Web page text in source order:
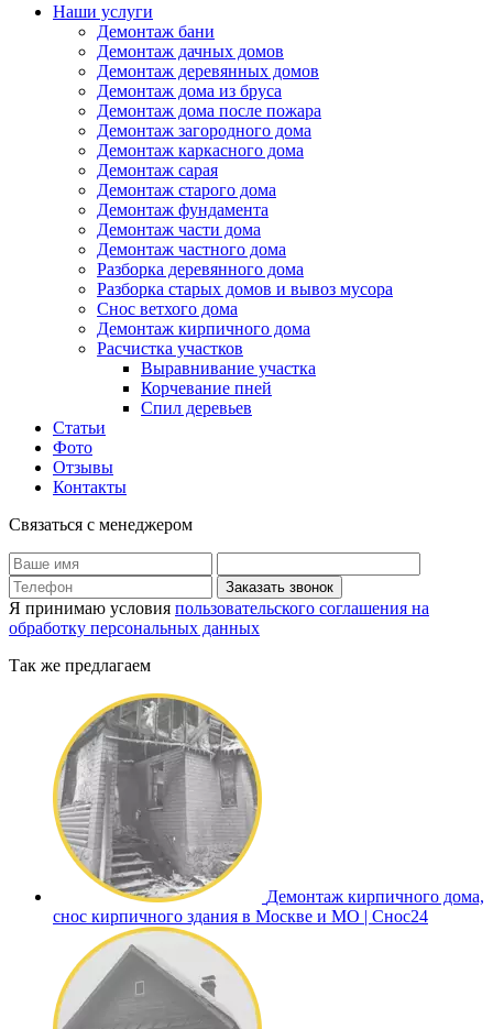
Наши услуги
Демонтаж бани
Демонтаж дачных домов
Демонтаж деревянных домов
Демонтаж дома из бруса
Демонтаж дома после пожара
Демонтаж загородного дома
Демонтаж каркасного дома
Демонтаж сарая
Демонтаж старого дома
Демонтаж фундамента
Демонтаж части дома
Демонтаж частного дома
Разборка деревянного дома
Разборка старых домов и вывоз мусора
Снос ветхого дома
Демонтаж кирпичного дома
Расчистка участков
Выравнивание участка
Корчевание пней
Спил деревьев
Статьи
Фото
Отзывы
Контакты
Связаться с менеджером
Заказать звонок
Я принимаю условия пользовательского соглашения на
обработку персональных данных
Так же предлагаем
Демонтаж кирпичного дома,
снос кирпичного здания в Москве и МО | Снос24